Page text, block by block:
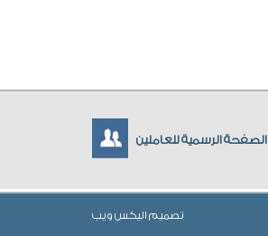
الصفحة الرسمية للعاملين
تصميم اليكس ويب